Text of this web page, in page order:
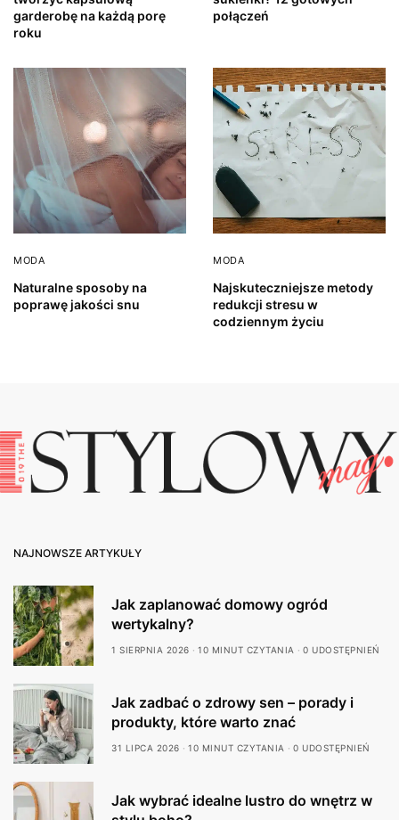
garderobę na każdą porę
roku
połączeń
MODA
Naturalne sposoby na
poprawę jakości snu
MODA
Najskuteczniejsze metody
redukcji stresu w
codziennym życiu
NAJNOWSZE ARTYKUŁY
Jak zaplanować domowy ogród
wertykalny?
1 SIERPNIA 2026 10 MINUT CZYTANIA 0 UDOSTĘPNIEŃ
Jak zadbać o zdrowy sen – porady i
produkty, które warto znać
31 LIPCA 2026 10 MINUT CZYTANIA 0 UDOSTĘPNIEŃ
Jak wybrać idealne lustro do wnętrz w